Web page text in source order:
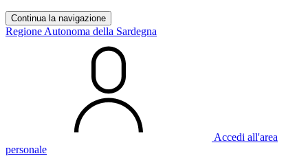
Continua la navigazione
Regione Autonoma della Sardegna
Accedi all'area
personale